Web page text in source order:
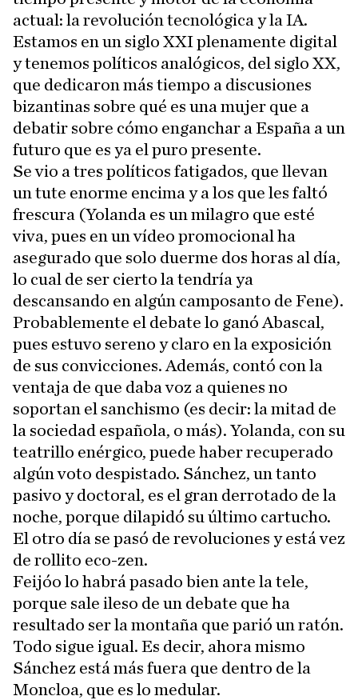
actual: la revolución tecnológica y la IA.
Estamos en un siglo XXI plenamente digital
y tenemos políticos analógicos, del siglo XX,
que dedicaron más tiempo a discusiones
bizantinas sobre qué es una mujer que a
debatir sobre cómo enganchar a España a un
futuro que es ya el puro presente.
Se vio a tres políticos fatigados, que llevan
un tute enorme encima y a los que les faltó
frescura (Yolanda es un milagro que esté
viva, pues en un vídeo promocional ha
asegurado que solo duerme dos horas al día,
lo cual de ser cierto la tendría ya
descansando en algún camposanto de Fene).
Probablemente el debate lo ganó Abascal,
pues estuvo sereno y claro en la exposición
de sus convicciones. Además, contó con la
ventaja de que daba voz a quienes no
soportan el sanchismo (es decir: la mitad de
la sociedad española, o más). Yolanda, con su
teatrillo enérgico, puede haber recuperado
algún voto despistado. Sánchez, un tanto
pasivo y doctoral, es el gran derrotado de la
noche, porque dilapidó su último cartucho.
El otro día se pasó de revoluciones y está vez
de rollito eco-zen.
Feijóo lo habrá pasado bien ante la tele,
porque sale ileso de un debate que ha
resultado ser la montaña que parió un ratón.
Todo sigue igual. Es decir, ahora mismo
Sánchez está más fuera que dentro de la
Moncloa, que es lo medular.